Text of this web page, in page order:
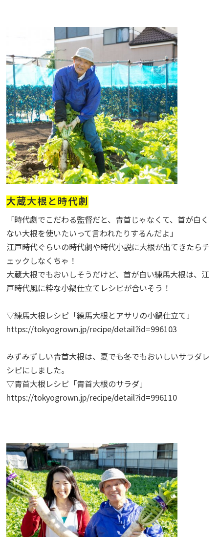
大蔵大根と時代劇
「時代劇でこだわる監督だと、青首じゃなくて、首が白く
ない大根を使いたいって言われたりするんだよ」
江戸時代ぐらいの時代劇や時代小説に大根が出てきたらチ
ェックしなくちゃ！
大蔵大根でもおいしそうだけど、首が白い練馬大根は、江
戸時代風に粋な小鍋仕立てレシピが合いそう！
▽練馬大根レシピ「練馬大根とアサリの小鍋仕立て」
https://tokyogrown.jp/recipe/detail?id=996103
みずみずしい青首大根は、夏でも冬でもおいしいサラダレ
シピにしました。
▽青首大根レシピ「青首大根のサラダ」
https://tokyogrown.jp/recipe/detail?id=996110